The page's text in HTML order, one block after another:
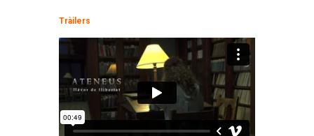
Tràilers